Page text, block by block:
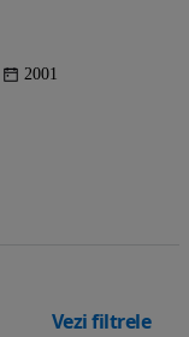
2001
Vezi filtrele